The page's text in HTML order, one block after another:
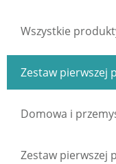
Wszystkie
Zestaw pierwszej
Domowa i
Zestaw pierwszej